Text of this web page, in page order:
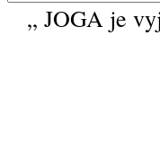
„ JOGA je